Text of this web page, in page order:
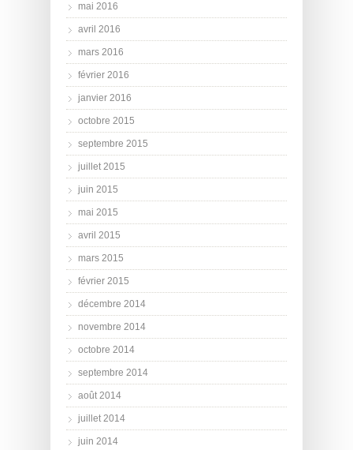
mai 2016
avril 2016
mars 2016
février 2016
janvier 2016
octobre 2015
septembre 2015
juillet 2015
juin 2015
mai 2015
avril 2015
mars 2015
février 2015
décembre 2014
novembre 2014
octobre 2014
septembre 2014
août 2014
juillet 2014
juin 2014